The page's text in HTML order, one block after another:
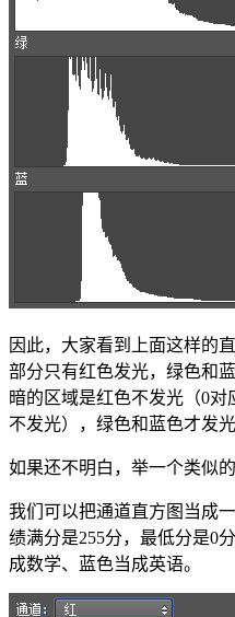
因此，大家看到上面这样的
部分只有红色发光，绿色和
暗的区域是红色不发光（0
不发光），绿色和蓝色才发光
如果还不明白，举一个类似的
我们可以把通道直方图当成
绩满分是255分，最低分是0
成数学、蓝色当成英语。